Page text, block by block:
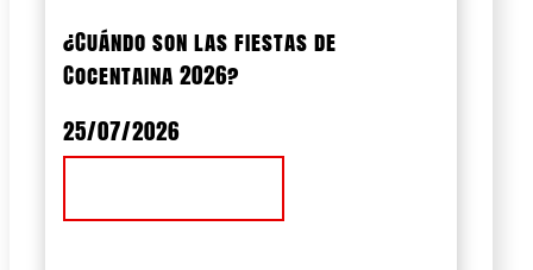
¿Cuándo son las fiestas de
Cocentaina 2026?
25/07/2026